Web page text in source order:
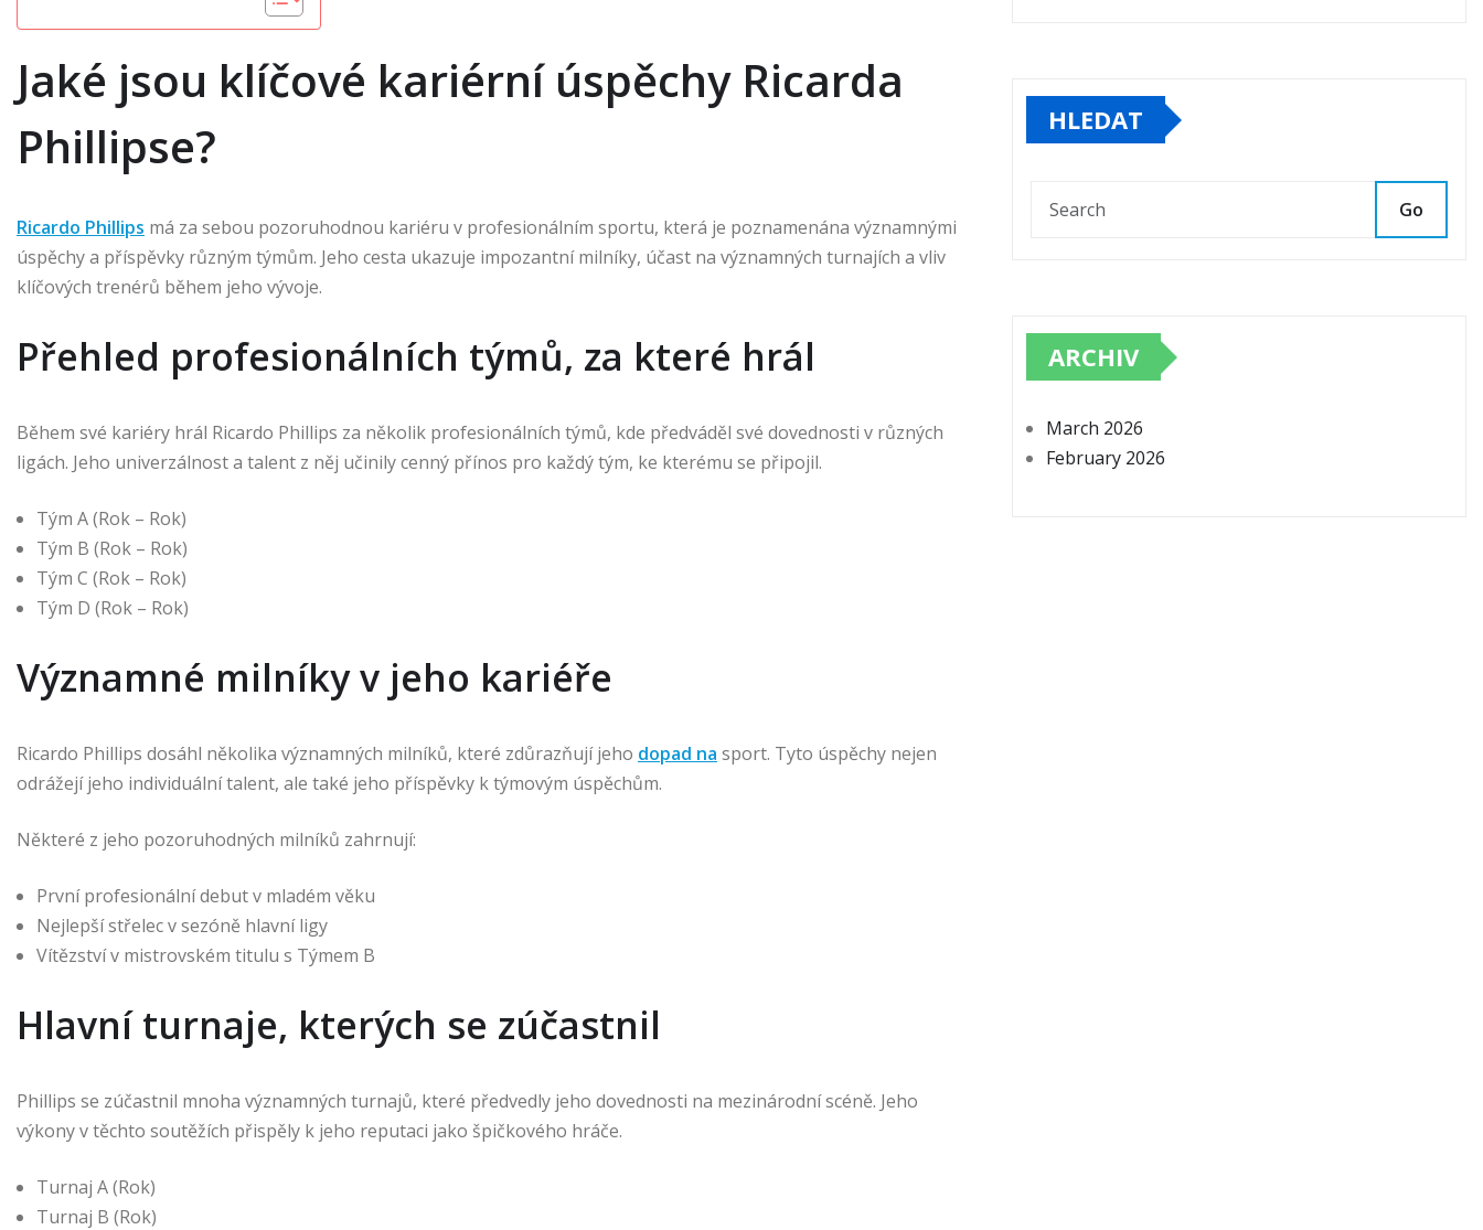
Jaké jsou klíčové kariérní úspěchy Ricarda
Phillipse?
Ricardo Phillips má za sebou pozoruhodnou kariéru v profesionálním sportu, která je poznamenána významnými
úspěchy a příspěvky různým týmům. Jeho cesta ukazuje impozantní milníky, účast na významných turnajích a vliv
klíčových trenérů během jeho vývoje.
Přehled profesionálních týmů, za které hrál
Během své kariéry hrál Ricardo Phillips za několik profesionálních týmů, kde předváděl své dovednosti v různých
ligách. Jeho univerzálnost a talent z něj učinily cenný přínos pro každý tým, ke kterému se připojil.
Tým A (Rok – Rok)
Tým B (Rok – Rok)
Tým C (Rok – Rok)
Tým D (Rok – Rok)
Významné milníky v jeho kariéře
Ricardo Phillips dosáhl několika významných milníků, které zdůrazňují jeho dopad na sport. Tyto úspěchy nejen
odrážejí jeho individuální talent, ale také jeho příspěvky k týmovým úspěchům.
Některé z jeho pozoruhodných milníků zahrnují:
První profesionální debut v mladém věku
Nejlepší střelec v sezóně hlavní ligy
Vítězství v mistrovském titulu s Týmem B
Hlavní turnaje, kterých se zúčastnil
Phillips se zúčastnil mnoha významných turnajů, které předvedly jeho dovednosti na mezinárodní scéně. Jeho
výkony v těchto soutěžích přispěly k jeho reputaci jako špičkového hráče.
Turnaj A (Rok)
Turnaj B (Rok)
HLEDAT
Go
ARCHIV
March 2026
February 2026